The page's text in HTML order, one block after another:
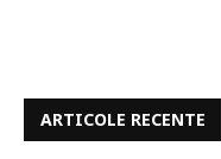
ARTICOLE RECENTE